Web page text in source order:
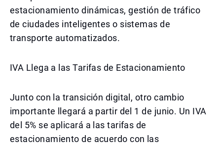
estacionamiento dinámicas, gestión de tráfico
de ciudades inteligentes o sistemas de
transporte automatizados.
IVA Llega a las Tarifas de Estacionamiento
Junto con la transición digital, otro cambio
importante llegará a partir del 1 de junio. Un IVA
del 5% se aplicará a las tarifas de
estacionamiento de acuerdo con las